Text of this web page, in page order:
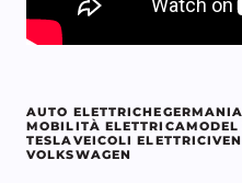
AUTO ELETTRICHE
MOBILITÀ ELETTRICAMODEL
TESLAVEICOLI ELETTRICI
VOLKSWAGEN